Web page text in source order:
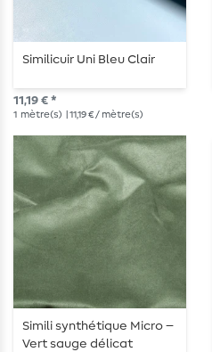
Similicuir Uni Bleu Clair
11,19 € *
1 mètre(s) | 11,19 € / mètre(s)
Simili synthétique Micro –
Vert sauge délicat